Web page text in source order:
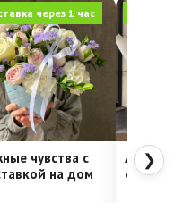
через 1 час
чувства с
на дом
Алое
❯